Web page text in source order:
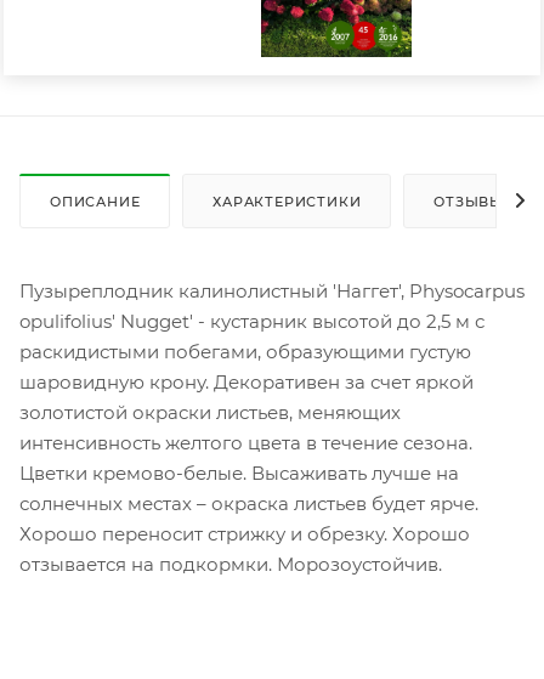
ОПИСАНИЕ ХАРАКТЕРИСТИКИ ОТЗЫВЫ
Пузыреплодник калинолистный 'Наггет', Physocarpus
opulifolius' Nugget' - кустарник высотой до 2,5 м с
раскидистыми побегами, образующими густую
шаровидную крону. Декоративен за счет яркой
золотистой окраски листьев, меняющих
интенсивность желтого цвета в течение сезона.
Цветки кремово-белые. Высаживать лучше на
солнечных местах – окраска листьев будет ярче.
Хорошо переносит стрижку и обрезку. Хорошо
отзывается на подкормки. Морозоустойчив.